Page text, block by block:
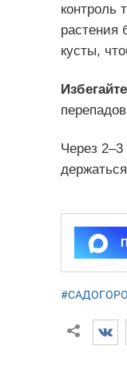
контроль
растения
кусты,
Через